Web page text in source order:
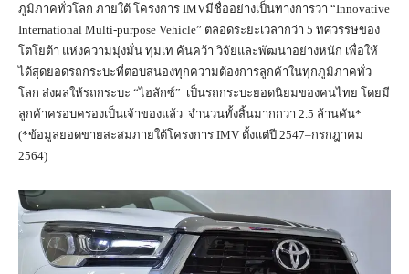
ภูมิภาคทั่วโลก ภายใต้ โครงการ IMVมีชื่ออย่างเป็นทางการว่า “Innovative
International Multi-purpose Vehicle” ตลอดระยะเวลากว่า 5 ทศวรรษของ
โตโยต้า แห่งความมุ่งมั่น ทุ่มเท ค้นคว้า วิจัยและพัฒนาอย่างหนัก เพื่อให้
ได้สุดยอดรถกระบะที่ตอบสนองทุกความต้องการลูกค้าในทุกภูมิภาคทั่ว
โลก ส่งผลให้รถกระบะ “ไฮลักซ์” เป็นรถกระบะยอดนิยมของคนไทย โดยมี
ลูกค้าครอบครองเป็นเจ้าของแล้ว จำนวนทั้งสิ้นมากกว่า 2.5 ล้านคัน*
(*ข้อมูลยอดขายสะสมภายใต้โครงการ IMV ตั้งแต่ปี 2547–กรกฎาคม
2564)